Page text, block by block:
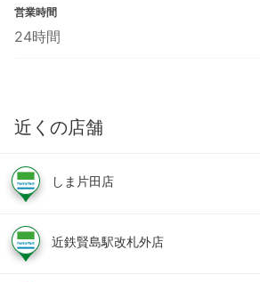
営業時間
24時間
近くの店舗
しま片田店
近鉄賢島駅改札外店